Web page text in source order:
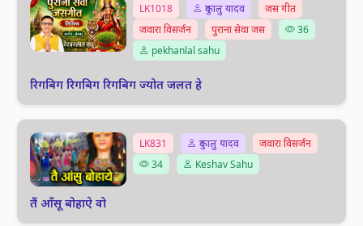
LK1018 दुकालु यादव
जस गीत
जवारा विसर्जन
पुराना सेवा जस
36
pekhanlal sahu
रिगबिग रिगबिग रिगबिग ज्योत जलत हे
LK831 दुकालु यादव
जवारा विसर्जन
34
Keshav Sahu
तैं आँसू बोहाऐ वो